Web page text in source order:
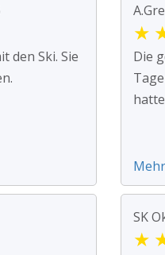
den Ski. Sie
★
Die
SK
★